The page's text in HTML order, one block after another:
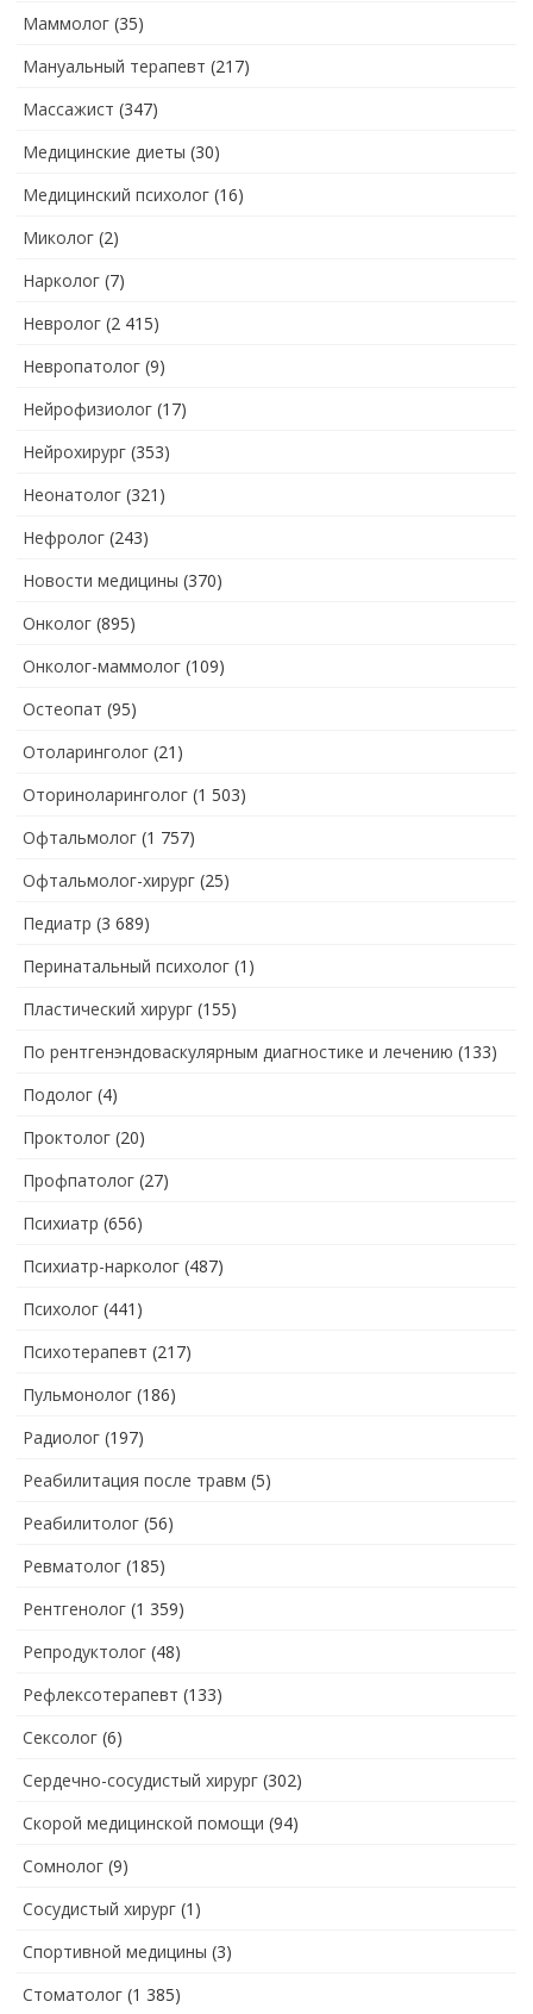
Маммолог (35)
Мануальный терапевт (217)
Массажист (347)
Медицинские диеты (30)
Медицинский психолог (16)
Миколог (2)
Нарколог (7)
Невролог (2 415)
Невропатолог (9)
Нейрофизиолог (17)
Нейрохирург (353)
Неонатолог (321)
Нефролог (243)
Новости медицины (370)
Онколог (895)
Онколог-маммолог (109)
Остеопат (95)
Отоларинголог (21)
Оториноларинголог (1 503)
Офтальмолог (1 757)
Офтальмолог-хирург (25)
Педиатр (3 689)
Перинатальный психолог (1)
Пластический хирург (155)
По рентгенэндоваскулярным диагностике и лечению (133)
Подолог (4)
Проктолог (20)
Профпатолог (27)
Психиатр (656)
Психиатр-нарколог (487)
Психолог (441)
Психотерапевт (217)
Пульмонолог (186)
Радиолог (197)
Реабилитация после травм (5)
Реабилитолог (56)
Ревматолог (185)
Рентгенолог (1 359)
Репродуктолог (48)
Рефлексотерапевт (133)
Сексолог (6)
Сердечно-сосудистый хирург (302)
Скорой медицинской помощи (94)
Сомнолог (9)
Сосудистый хирург (1)
Спортивной медицины (3)
Стоматолог (1 385)